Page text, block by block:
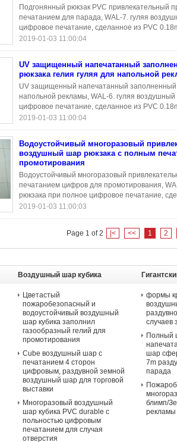
Подгонянный рюкзак PVC привлекательный
печатанием для парада, WAL-7. гуляя
цифровое печатание, сделанное из PVC
2019-01-03 11:00:04
UV защищенный напечатанный
рюкзака гелия гуляя для напольной
UV защищенный напечатанный заполненный
напольной рекламы, WAL-6. гуляя
цифровое печатание, сделанное из PVC
2019-01-03 11:00:04
Водоустойчивый многоразовый
воздушный шар рюкзака с полным
промотирования
Водоустойчивый многоразовый
печатанием цифров для промотирования,
рюкзака при полное цифровое печатание,
2019-01-03 11:00:03
Page 1 of 2 |< << 1 2
Воздушный шар кубика
Цветастый
пожаробезопасный и
водоустойчивый воздушный
шар кубика заполнил
газообразный гелий для
промотирования
Cube воздушный шар с
печатанием 4 сторон
цифровым, раздувной земной
воздушный шар для торговой
выставки
Многоразовый воздушный
шар кубика PVC durable с
польностью цифровым
печатанием для случая
отверстия
рекламы
формы
случаев
Полный
шар
7m
парада
блимп/
рекламы